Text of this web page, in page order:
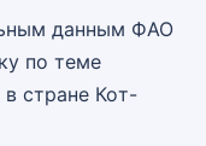
данным ФАО
по теме
стране Кот-